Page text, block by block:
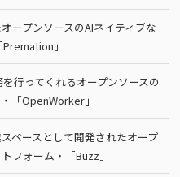
ープンソースのAIネイティブな
」
行ってくれるオープンソースの
「OpenWorker」
ペースとして開発されたオープ
フォーム・「Buzz」